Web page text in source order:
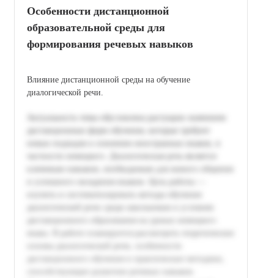
Особенности дистанционной
образовательной среды для
формирования речевых навыков
Влияние дистанционной среды на обучение
диалогической речи.